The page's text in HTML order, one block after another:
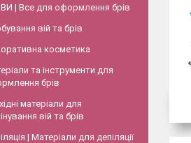
| Все для оформлення брів
вій та брів
косметика
та інструменти для
брів
матеріали для
вій та брів
| Матеріали для депіляції